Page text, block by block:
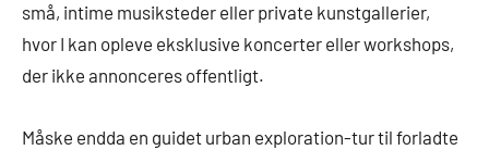
små, intime musiksteder eller private kunstgallerier,
hvor I kan opleve eksklusive koncerter eller workshops,
der ikke annonceres offentligt.
Måske endda en guidet urban exploration-tur til forladte